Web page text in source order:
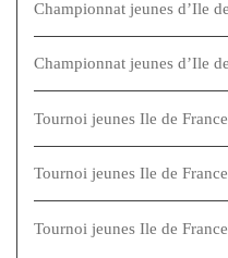
Championnat jeunes d’Ile
Championnat jeunes d’Ile
Tournoi jeunes Ile de France
Tournoi jeunes Ile de France
Tournoi jeunes Ile de France